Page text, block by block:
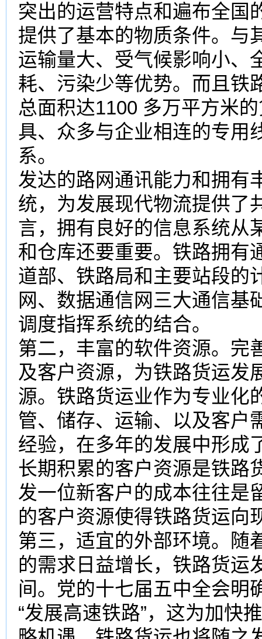
突出的运营特点和遍布全国
提供了基本的物质条件。与
运输量大、受气候影响小、
耗、污染少等优势。而且铁
总面积达1100 多万平方米
具、众多与企业相连的专用
系。
发达的路网通讯能力和拥有
统，为发展现代物流提供了
言，拥有良好的信息系统从
和仓库还要重要。铁路拥有
道部、铁路局和主要站段的
网、数据通信网三大通信基
调度指挥系统的结合。
第二，丰富的软件资源。完
及客户资源，为铁路货运发
源。铁路货运业作为专业化
管、储存、运输、以及客户
经验，在多年的发展中形成
长期积累的客户资源是铁路
发一位新客户的成本往往是
的客户资源使得铁路货运向
第三，适宜的外部环境。随
的需求日益增长，铁路货运
间。党的十七届五中全会明
“发展高速铁路”，这为加快